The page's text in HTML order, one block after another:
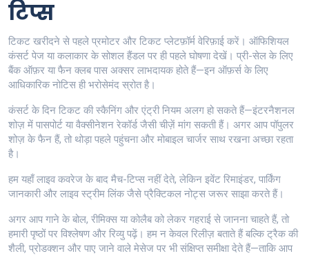
टिप्स
टिकट खरीदने से पहले प्रमोटर और टिकट प्लेटफ़ॉर्म वेरिफ़ाई करें। ऑफिशियल
कंसर्ट पेज या कलाकार के सोशल हैंडल पर ही पहले घोषणा देखें। प्री-सेल के लिए
बैंक ऑफ़र या फैन क्लब पास अक्सर लाभदायक होते हैं—इन ऑफ़र्स के लिए
आधिकारिक नोटिस ही भरोसेमंद स्रोत है।
कंसर्ट के दिन टिकट की स्कैनिंग और एंट्री नियम अलग हो सकते हैं—इंटरनैशनल
शोज़ में पासपोर्ट या वैक्सीनेशन रेकॉर्ड जैसी चीज़ें मांग सकती हैं। अगर आप पॉपुलर
शोज़ के फैन हैं, तो थोड़ा पहले पहुंचना और मोबाइल चार्जर साथ रखना अच्छा रहता
है।
हम यहाँ लाइव कवरेज के बाद मैच-टिप्स नहीं देते, लेकिन इवेंट रिमाइंडर, पार्किंग
जानकारी और लाइव स्ट्रीम लिंक जैसे प्रैक्टिकल नोट्स जरूर साझा करते हैं।
अगर आप गाने के बोल, रीमिक्स या कोलैब को लेकर गहराई से जानना चाहते हैं, तो
हमारी पृष्ठों पर विश्लेषण और रिव्यु पढ़ें। हम न केवल रिलीज़ बताते हैं बल्कि ट्रैक की
शैली, प्रोडक्शन और पाए जाने वाले मेसेज पर भी संक्षिप्त समीक्षा देते हैं—ताकि आप